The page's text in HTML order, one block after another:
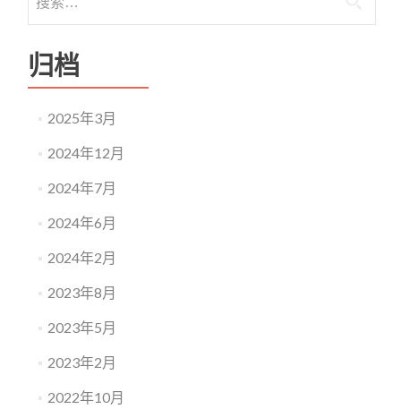
归档
2025年3月
2024年12月
2024年7月
2024年6月
2024年2月
2023年8月
2023年5月
2023年2月
2022年10月